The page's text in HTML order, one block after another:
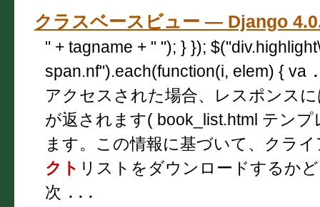
クラスベースビュー — Django
" + tagname + " "); } });
span.nf").each(function(i, elem) { va
アクセスされた場合、レスポンス
が返されます( book_list.html テン
ます。この情報に基づいて、クラ
クト リストをダウンロードするか
次 ...